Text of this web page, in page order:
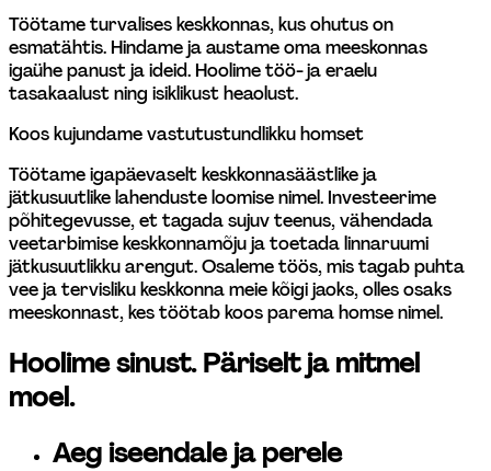
Töötame turvalises keskkonnas, kus ohutus on
esmatähtis. Hindame ja austame oma meeskonnas
igaühe panust ja ideid. Hoolime töö- ja eraelu
tasakaalust ning isiklikust heaolust.
Koos kujundame vastutustundlikku homset
Töötame igapäevaselt keskkonnasäästlike ja
jätkusuutlike lahenduste loomise nimel. Investeerime
põhitegevusse, et tagada sujuv teenus, vähendada
veetarbimise keskkonnamõju ja toetada linnaruumi
jätkusuutlikku arengut. Osaleme töös, mis tagab puhta
vee ja tervisliku keskkonna meie kõigi jaoks, olles osaks
meeskonnast, kes töötab koos parema homse nimel.
Hoolime sinust. Päriselt ja mitmel
moel.
Aeg iseendale ja perele